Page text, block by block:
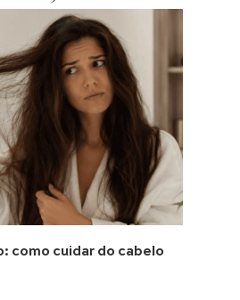
como cuidar do cabelo